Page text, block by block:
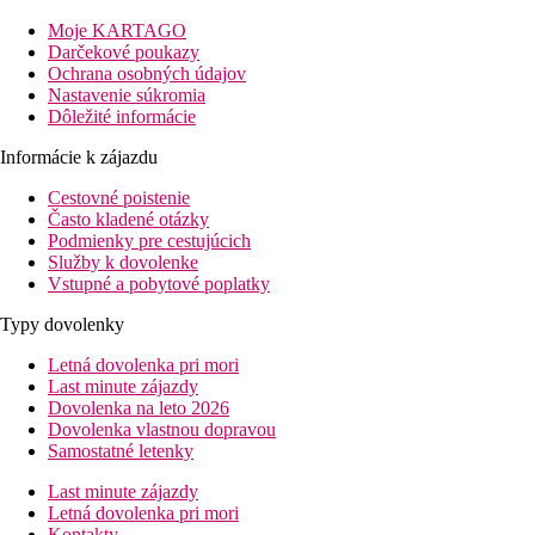
mólom. Hotel môžeme odporučiť všetkým klientom všetkých
vekových kategórií. Rezort je tiež vhodný pre rodiny s deťmi.
Vzdialenosť
letisko: 110 km Antalya
nákupných možností: v okolí hotela
Popis izby
Dvojlôžková izba
klimatizácia
telefón
trezor (zadarmo)
set na prípravu kávy a čaju
wifi (zadarmo)
vlastné sociálne zariadenie (kúpeľňa, sušič vlasov, WC)
balkón alebo terasa
Moje KARTAGO
Darčekové poukazy
Ochrana osobných údajov
Nastavenie súkromia
Dôležité informácie
Informácie k zájazdu
Cestovné poistenie
Často kladené otázky
Podmienky pre cestujúcich
Služby k dovolenke
Vstupné a pobytové poplatky
Typy dovolenky
Letná dovolenka pri mori
Last minute zájazdy
Dovolenka na leto 2026
Dovolenka vlastnou dopravou
Samostatné letenky
Last minute zájazdy
Letná dovolenka pri mori